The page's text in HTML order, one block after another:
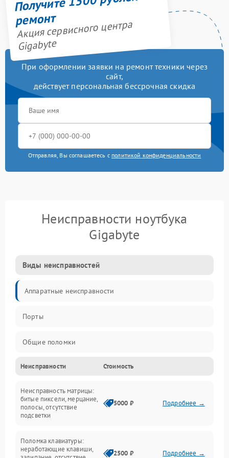
ремонт
Акция сервисного центра
Gigabyte
При оформлении заявки на ремонт техники через
сайт,
действует персональная бессрочная скидка
Отправляя, Вы соглашаетесь с политикой конфиденциальности
Неисправности ноутбука
Gigabyte
Виды неисправностей
Аппаратные неисправности
Порты
Общие поломки
Устройства
Программные ошибки
Электрические и системные сбои
Интерфейсные проблемы
Неисправности Стоимость
Неисправность матрицы:
битые пиксели, мерцание,
полосы, отсутствие
подсветки
5000 ₽ Подробнее →
Поломка клавиатуры:
неработающие клавиши,
2500 ₽ Подробнее →